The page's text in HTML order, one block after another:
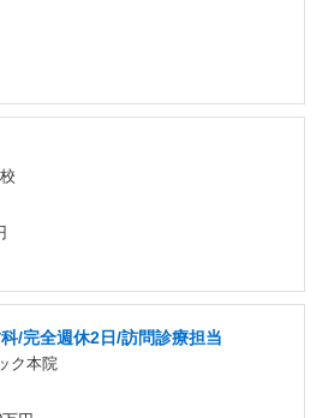
/完全週休2日/訪問診療担当
ク本院